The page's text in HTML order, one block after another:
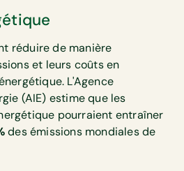
réduire de manière
et leurs coûts en
L'Agence
(AIE) estime que les
pourraient entraîner
des émissions mondiales de